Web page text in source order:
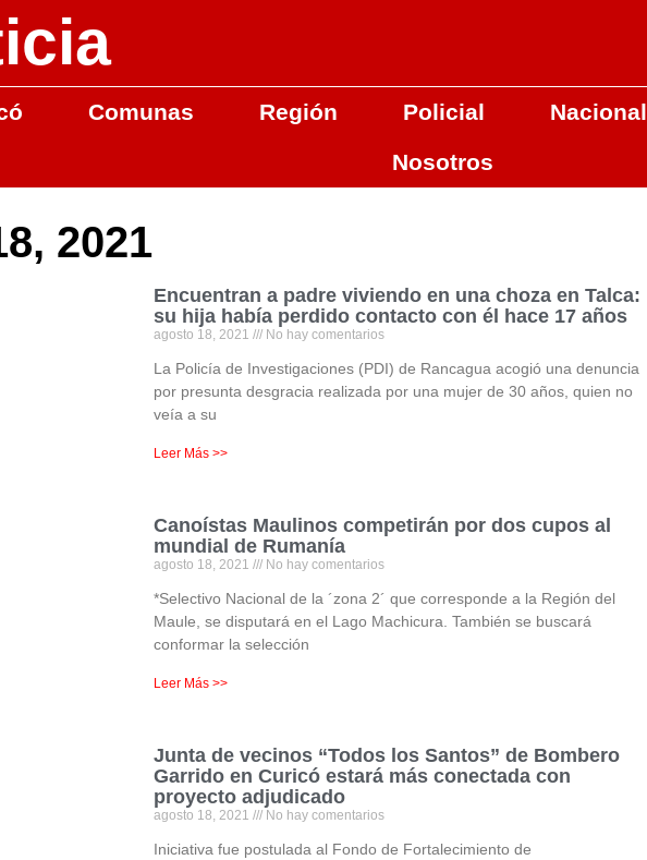
Comunas Región Policial Nacional
Nosotros
2021
Encuentran a padre viviendo en una choza en Talca:
su hija había perdido contacto con él hace 17 años
agosto 18, 2021 No hay comentarios
La Policía de Investigaciones (PDI) de Rancagua acogió una denuncia
por presunta desgracia realizada por una mujer de 30 años, quien no
veía a su
Leer Más >>
Canoístas Maulinos competirán por dos cupos al
mundial de Rumanía
agosto 18, 2021 No hay comentarios
*Selectivo Nacional de la ´zona 2´ que corresponde a la Región del
Maule, se disputará en el Lago Machicura. También se buscará
conformar la selección
Leer Más >>
Junta de vecinos “Todos los Santos” de Bombero
Garrido en Curicó estará más conectada con
proyecto adjudicado
agosto 18, 2021 No hay comentarios
Iniciativa fue postulada al Fondo de Fortalecimiento de